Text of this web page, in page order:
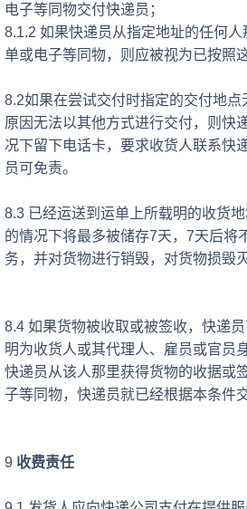
电子等同物交付快递员；
8.1.2 如果快递员从指定地址的任何
单或电子等同物，则应被视为已按照
8.2如果在尝试交付时指定的交付地
原因无法以其他方式进行交付，则快
况下留下电话卡，要求收货人联系快
员可免责。
8.3 已经运送到运单上所载明的收货
的情况下将最多被储存7天，7天后将
务，并对货物进行销毁，对货物损毁
8.4 如果货物被收取或被签收，快递
明为收货人或其代理人、雇员或官员
快递员从该人那里获得货物的收据或
子等同物，快递员就已经根据本条件
9 收费责任